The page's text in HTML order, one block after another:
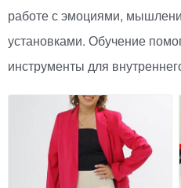
работе с эмоциями,
установками. Обучение
инструменты для